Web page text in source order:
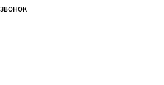
звонок